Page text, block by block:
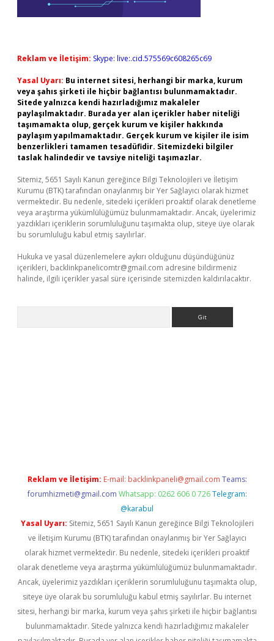
Reklam ve İletişim: Skype: live:.cid.575569c608265c69
Yasal Uyarı: Bu internet sitesi, herhangi bir marka, kurum
veya şahıs şirketi ile hiçbir bağlantısı bulunmamaktadır.
Sitede yalnızca kendi hazırladığımız makaleler
paylaşılmaktadır. Burada yer alan içerikler haber niteliği
taşımamakta olup, gerçek kurum ve kişiler hakkında
paylaşım yapılmamaktadır. Gerçek kurum ve kişiler ile isim
benzerlikleri tamamen tesadüfidir. Sitemizdeki bilgiler
taslak halindedir ve tavsiye niteliği taşımazlar.
Sitemiz, 5651 Sayılı Kanun gereğince Bilgi Teknolojileri ve İletişim
Kurumu (BTK) tarafından onaylanmış bir Yer Sağlayıcı olarak hizmet
vermektedir. Bu nedenle, sitedeki içerikleri proaktif olarak denetleme
veya araştırma yükümlülüğümüz bulunmamaktadır. Ancak, üyelerimiz
yazdıkları içeriklerin sorumluluğunu taşımakta olup, siteye üye olarak
bu sorumluluğu kabul etmiş sayılırlar.
Hukuka ve yasal düzenlemelere aykırı olduğunu düşündüğünüz
içerikleri, backlinkpanelicomtr@gmail.com adresine bildirmeniz
halinde, ilgili içerikler yasal süre içerisinde sitemizden kaldırılacaktır.
Reklam ve İletişim: E-mail: backlinkpaneli@gmail.com Teams:
forumhizmeti@gmail.com Whatsapp: 0262 606 0 726 Telegram:
@karabul
Yasal Uyarı: Sitemiz, 5651 Sayılı Kanun gereğince Bilgi Teknolojileri
ve İletişim Kurumu (BTK) tarafından onaylanmış bir Yer Sağlayıcı
olarak hizmet vermektedir. Bu nedenle, sitedeki içerikleri proaktif
olarak denetleme veya araştırma yükümlülüğümüz bulunmamaktadır.
Ancak, üyelerimiz yazdıkları içeriklerin sorumluluğunu taşımakta olup,
siteye üye olarak bu sorumluluğu kabul etmiş sayılırlar. Bu internet
sitesi, herhangi bir marka, kurum veya şahıs şirketi ile hiçbir bağlantısı
bulunmamaktadır. Sitede yalnızca kendi hazırladığımız makaleler